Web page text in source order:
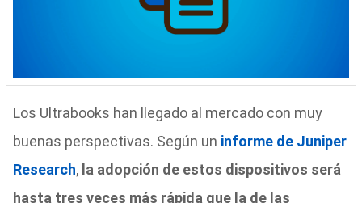
Los Ultrabooks han llegado al mercado con muy
buenas perspectivas. Según un informe de Juniper
Research, la adopción de estos dispositivos será
hasta tres veces más rápida que la de las